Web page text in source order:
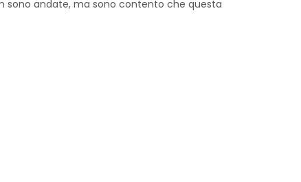
sono andate, ma sono contento che questa